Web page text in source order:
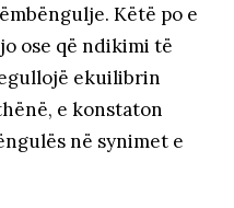
Këtë po e
ose që ndikimi të
ekuilibrin
e konstaton
në synimet e